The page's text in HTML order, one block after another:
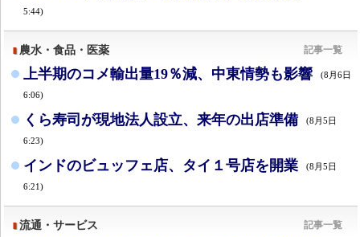
5:44)
農水・食品・医薬 記事一覧
上半期のコメ輸出量19％減、中東情勢も影響 (8月6日
6:06)
くら寿司が現地法人設立、来年の出店準備 (8月5日
6:23)
インドのビュッフェ店、タイ１号店を開業 (8月5日
6:21)
流通・サービス 記事一覧